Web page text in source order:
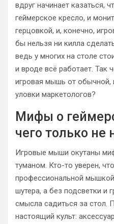
вдруг начинает казаться,
геймерское кресло, и
герцовкой, и, конечно,
бы нельзя ни килла
ведь у многих на столе
и вроде всё работает. Так
игровая мышь от обычной,
уловки маркетологов?
Мифы о
чего только
Игровые мыши окутаны
туманом. Кто-то уверен,
профессиональной
шутера, а без подсветки и
смысла садиться за стол.
настоящий культ: